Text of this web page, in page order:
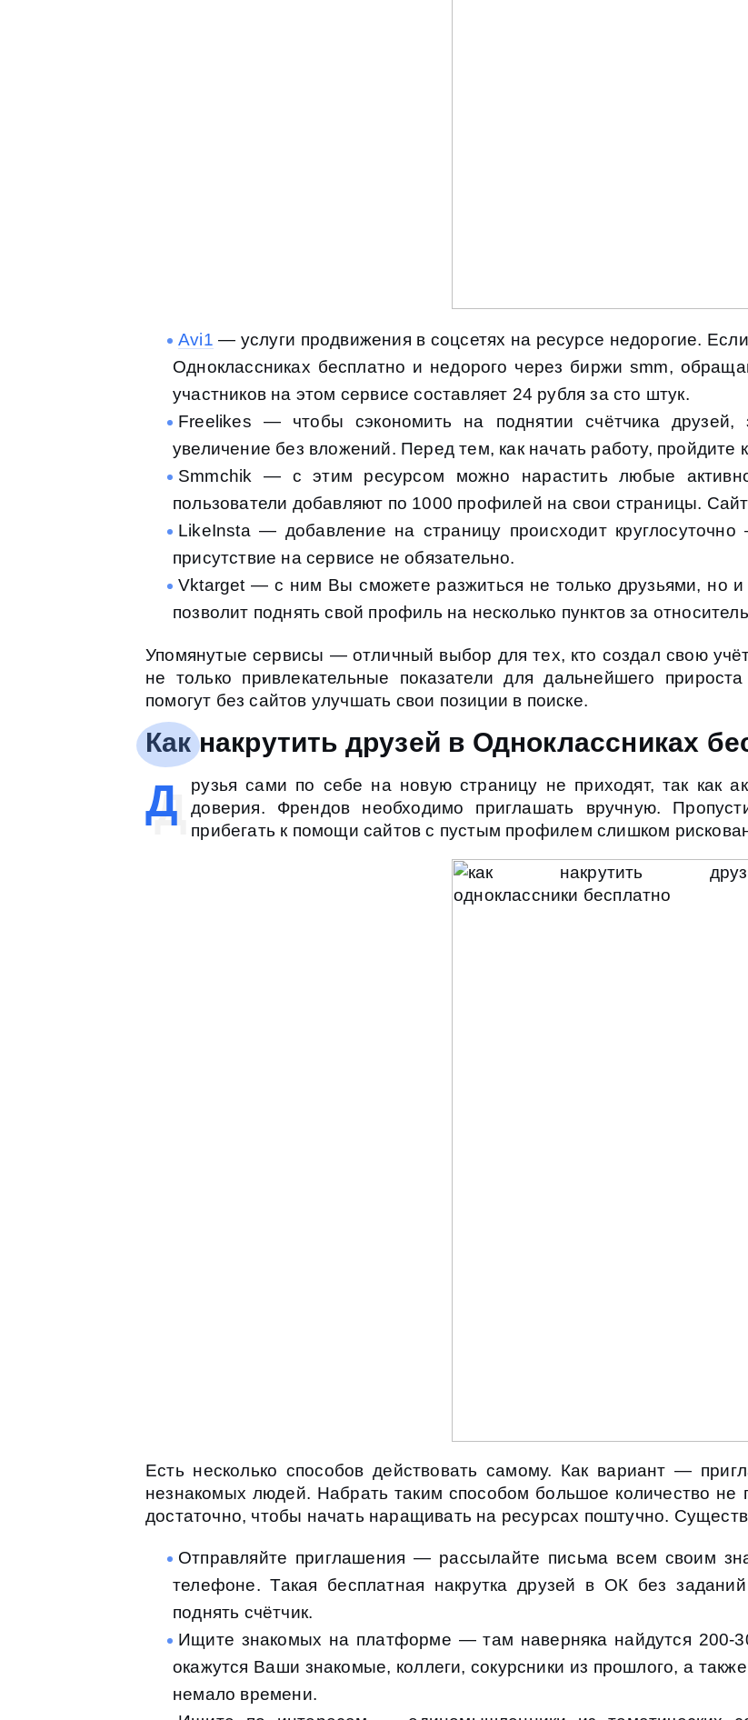
Аvi1 — услуги продвижения в соцсетях на ресурсе недорогие.
Одноклассниках бесплатно и недорого через биржи smm,
участников на этом сервисе составляет 24 рубля за сто штук.
Freelikes — чтобы сэкономить на поднятии счётчика
увеличение без вложений. Перед тем, как начать работу, пройдите
Smmchik — с этим ресурсом можно нарастить любые
пользователи добавляют по 1000 профилей на свои страницы.
LikeInsta — добавление на страницу происходит
присутствие на сервисе не обязательно.
Vktarget — c ним Вы сможете разжиться не только друзьями, но
позволит поднять свой профиль на несколько пунктов за
Упомянутые сервисы — отличный выбор для тех, кто создал свою
не только привлекательные показатели для дальнейшего
помогут без сайтов улучшать свои позиции в поиске.
Как накрутить друзей в Одноклассниках
Д
рузья сами по себе на новую страницу не приходят, так как
доверия. Френдов необходимо приглашать вручную.
прибегать к помощи сайтов с пустым профилем слишком
Есть несколько способов действовать самому. Как вариант —
незнакомых людей. Набрать таким способом большое количество не
достаточно, чтобы начать наращивать на ресурсах поштучно.
Отправляйте приглашения — рассылайте письма всем своим
телефоне. Такая бесплатная накрутка друзей в ОК без
поднять счётчик.
Ищите знакомых на платформе — там наверняка найдутся 200-
окажутся Ваши знакомые, коллеги, сокурсники из прошлого, а
немало времени.